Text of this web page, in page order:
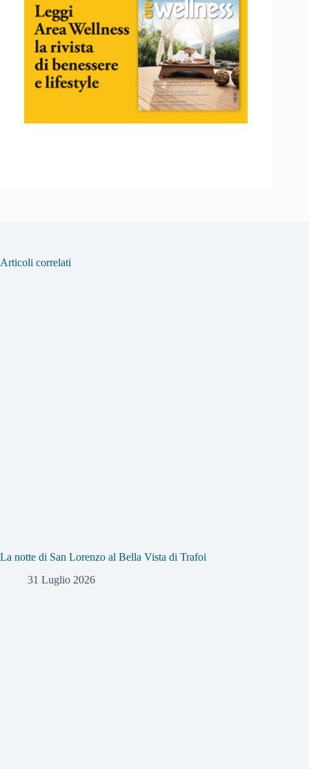
Articoli correlati
La notte di San Lorenzo al Bella Vista di Trafoi
31 Luglio 2026